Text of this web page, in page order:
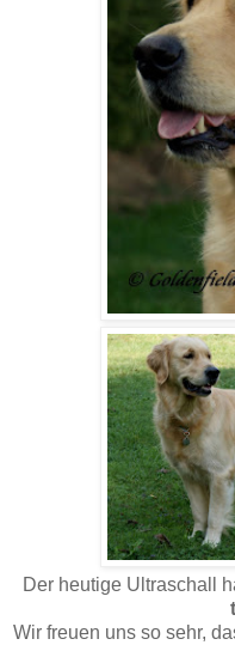
Der heutige Ultraschall
Wir freuen uns so sehr,